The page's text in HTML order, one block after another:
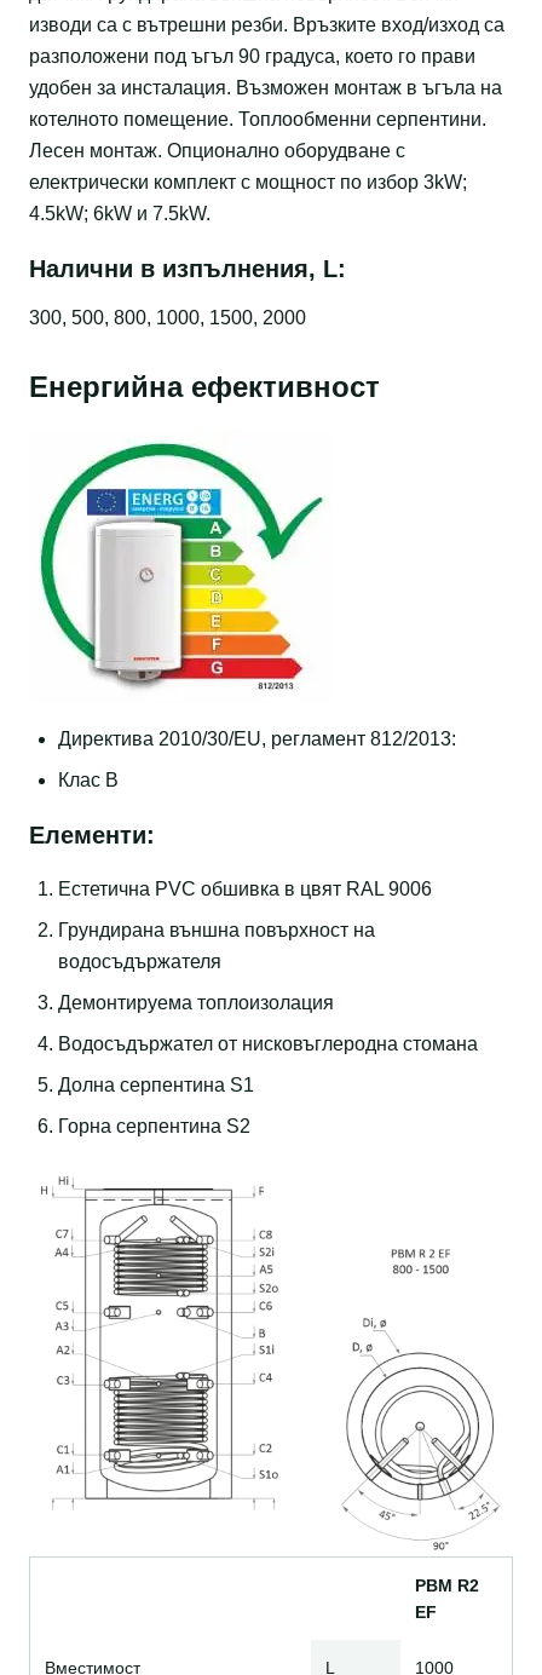
изводи са с вътрешни резби. Връзките вход/изход са
разположени под ъгъл 90 градуса, което го прави
удобен за инсталация. Възможен монтаж в ъгъла на
котелното помещение. Топлообменни серпентини.
Лесен монтаж. Опционално оборудване с
електрически комплект с мощност по избор 3kW;
4.5kW; 6kW и 7.5kW.
Налични в изпълнения, L:
300, 500, 800, 1000, 1500, 2000
Енергийна ефективност
Директива 2010/30/EU, регламент 812/2013:
Клас B
Елементи:
Eстетична PVC обшивка в цвят RAL 9006
Грундирана външна повърхност на
водосъдържателя
Демонтируема топлоизолация
Водосъдържател от нисковъглеродна стомана
Долна серпентина S1
Горна серпентина S2
PBM R2
EF
Вместимост L 1000